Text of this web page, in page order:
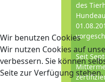
des
Seit
Wir benutzen Cookies
Wir nutzen Cookies auf
verbessern. Sie können
Seite zur Verfügung stehen.